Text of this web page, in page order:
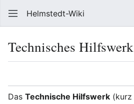
Helmstedt-Wiki
Technisches Hilfswerk
Das Technische Hilfswerk (kurz